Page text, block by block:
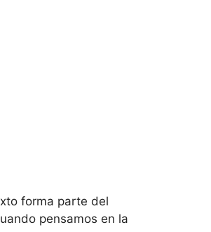
forma parte del
pensamos en la